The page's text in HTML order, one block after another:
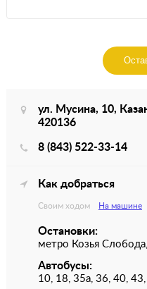
ул. Мусина, 10,
420136
8 (843) 522-33-14
Как добраться
Своим ходом На машине
Остановки:
метро Козья
Автобусы:
10, 18, 35а, 36, 40,